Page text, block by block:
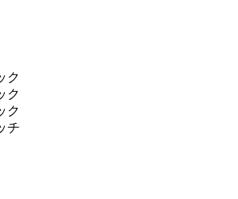
ク
ク
ク
チ